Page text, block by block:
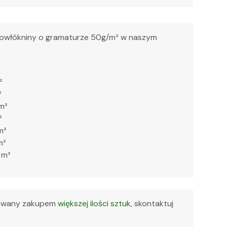
o gra­maturze 50g/m² w naszym
zakupem większej ilości sztuk, skontaktuj